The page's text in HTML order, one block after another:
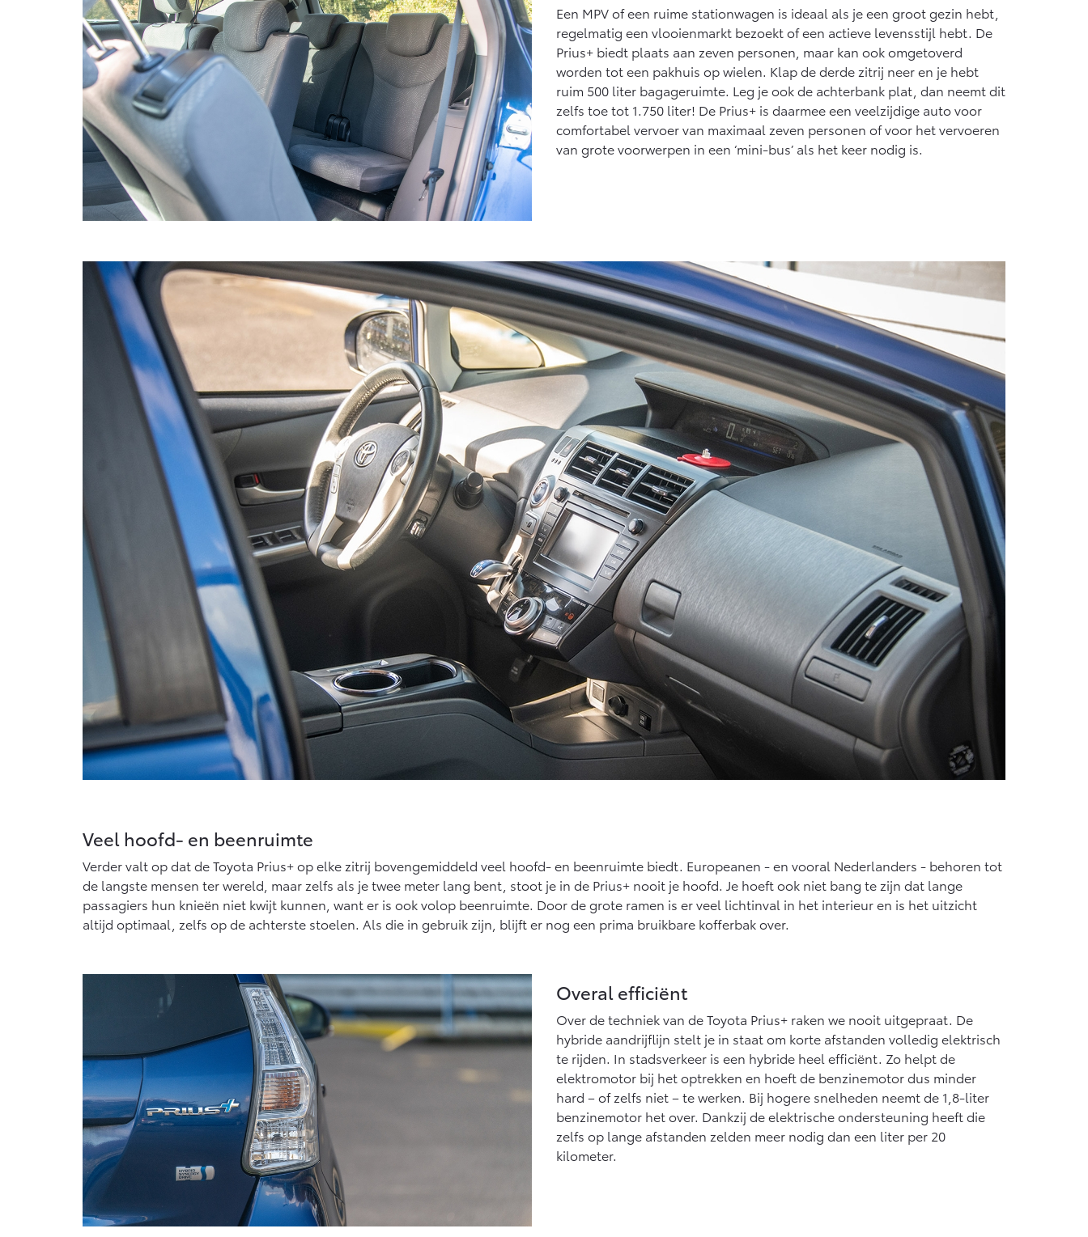
Een MPV of een ruime stationwagen is ideaal als je een groot gezin hebt,
regelmatig een vlooienmarkt bezoekt of een actieve levensstijl hebt. De
Prius+ biedt plaats aan zeven personen, maar kan ook omgetoverd
worden tot een pakhuis op wielen. Klap de derde zitrij neer en je hebt
ruim 500 liter bagageruimte. Leg je ook de achterbank plat, dan neemt dit
zelfs toe tot 1.750 liter! De Prius+ is daarmee een veelzijdige auto voor
comfortabel vervoer van maximaal zeven personen of voor het vervoeren
van grote voorwerpen in een ‘mini-bus’ als het keer nodig is.
Veel hoofd- en beenruimte
Verder valt op dat de Toyota Prius+ op elke zitrij bovengemiddeld veel hoofd- en beenruimte biedt. Europeanen - en vooral Nederlanders - behoren tot
de langste mensen ter wereld, maar zelfs als je twee meter lang bent, stoot je in de Prius+ nooit je hoofd. Je hoeft ook niet bang te zijn dat lange
passagiers hun knieën niet kwijt kunnen, want er is ook volop beenruimte. Door de grote ramen is er veel lichtinval in het interieur en is het uitzicht
altijd optimaal, zelfs op de achterste stoelen. Als die in gebruik zijn, blijft er nog een prima bruikbare kofferbak over.
Overal efficiënt
Over de techniek van de Toyota Prius+ raken we nooit uitgepraat. De
hybride aandrijflijn stelt je in staat om korte afstanden volledig elektrisch
te rijden. In stadsverkeer is een hybride heel efficiënt. Zo helpt de
elektromotor bij het optrekken en hoeft de benzinemotor dus minder
hard – of zelfs niet – te werken. Bij hogere snelheden neemt de 1,8-liter
benzinemotor het over. Dankzij de elektrische ondersteuning heeft die
zelfs op lange afstanden zelden meer nodig dan een liter per 20
kilometer.